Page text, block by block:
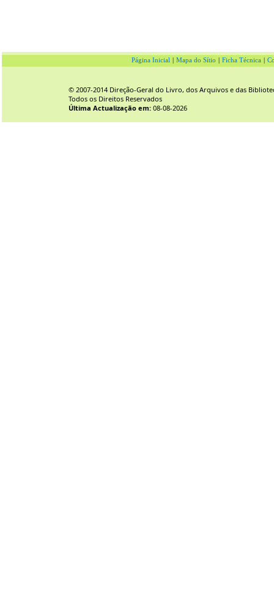
Página Inicial Mapa do Sítio Ficha Técnica
© 2007-2014 Direção-Geral do Livro, dos Arquivos e das
Todos os Direitos Reservados
Última Actualização em: 08-08-2026